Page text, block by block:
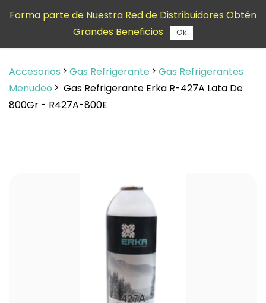
contenido
Accesorios Gas Refrigerante
Gas Refrigerantes
Menudeo
Gas Refrigerante Erka R-427A Lata De
800Gr - R427A-800E
Forma parte de Nuestra Red de Distribuidores Obtén
Grandes Beneficios
Ok